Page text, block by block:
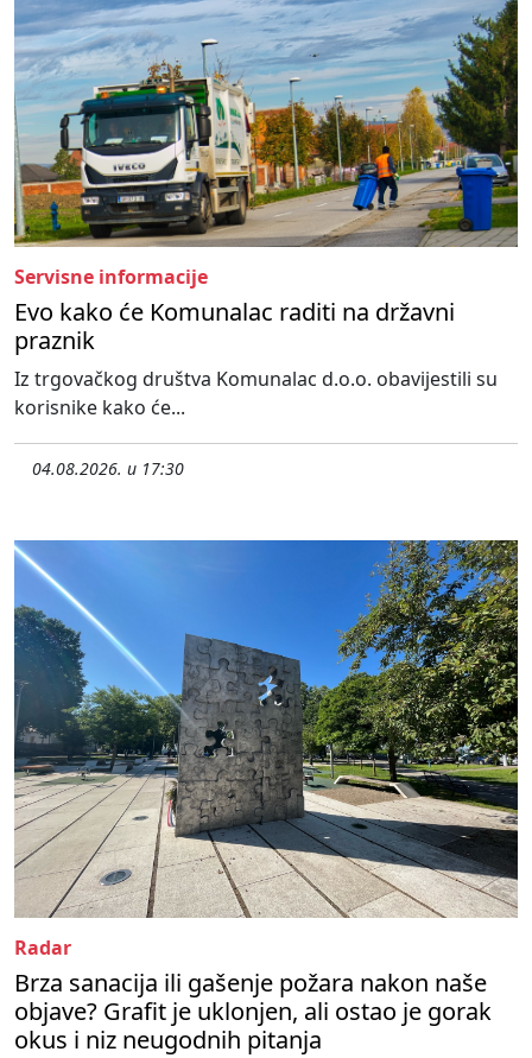
Servisne informacije
Evo kako će Komunalac raditi na državni
praznik
Iz trgovačkog društva Komunalac d.o.o. obavijestili su
korisnike kako će...
04.08.2026. u 17:30
Radar
Brza sanacija ili gašenje požara nakon naše
objave? Grafit je uklonjen, ali ostao je gorak
okus i niz neugodnih pitanja